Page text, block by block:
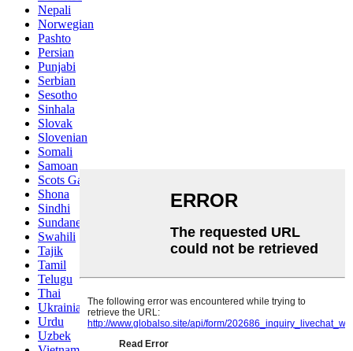
Nepali
Norwegian
Pashto
Persian
Punjabi
Serbian
Sesotho
Sinhala
Slovak
Slovenian
Somali
Samoan
Scots Gaelic
Shona
Sindhi
Sundanese
Swahili
Tajik
Tamil
Telugu
Thai
Ukrainian
Urdu
Uzbek